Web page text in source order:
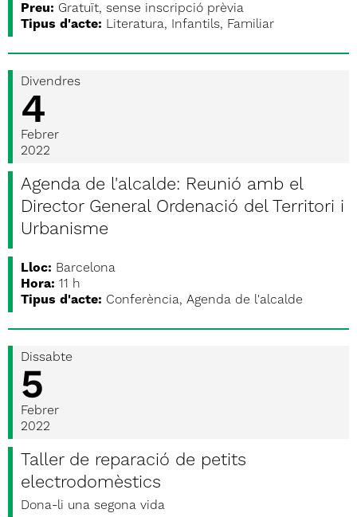
Preu: Gratuït, sense inscripció prèvia
Tipus d'acte: Literatura, Infantils, Familiar
Divendres
4
Febrer
2022
Agenda de l'alcalde: Reunió amb el
Director General Ordenació del Territori i
Urbanisme
Lloc: Barcelona
Hora: 11 h
Tipus d'acte: Conferència, Agenda de l'alcalde
Dissabte
5
Febrer
2022
Taller de reparació de petits
electrodomèstics
Dona-li una segona vida